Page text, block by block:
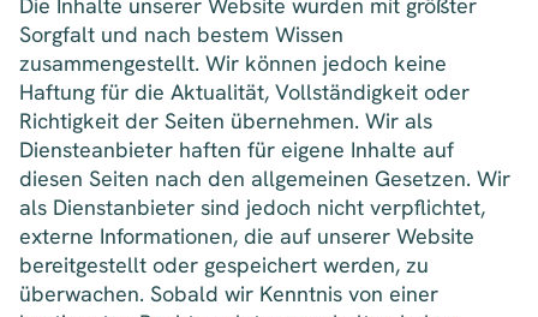
Sorgfalt und nach bestem Wissen
zusammengestellt. Wir können jedoch keine
Haftung für die Aktualität, Vollständigkeit oder
Richtigkeit der Seiten übernehmen. Wir als
Diensteanbieter haften für eigene Inhalte auf
diesen Seiten nach den allgemeinen Gesetzen. Wir
als Dienstanbieter sind jedoch nicht verpflichtet,
externe Informationen, die auf unserer Website
bereitgestellt oder gespeichert werden, zu
überwachen. Sobald wir Kenntnis von einer